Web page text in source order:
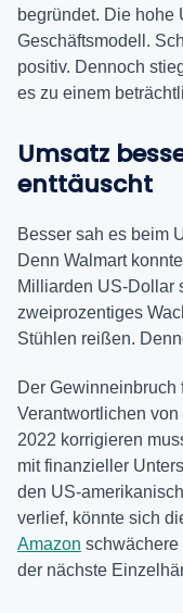
begründet. Die hohe
Geschäftsmodell.
positiv. Dennoch
es zu einem
Umsatz
enttäuscht
Besser sah es beim
Denn Walmart
Milliarden US-Dollar
zweiprozentiges
Stühlen reißen.
Der Gewinneinbruch
Verantwortlichen
2022 korrigieren
mit finanzieller
den US-
verlief, könnte sich
Amazon schwächere
der nächste